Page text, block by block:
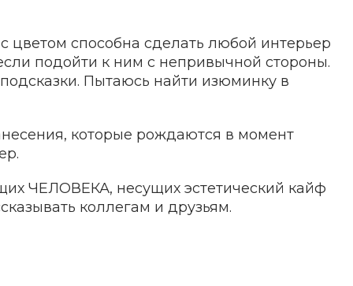
цветом способна сделать любой интерьер
подойти к ним с непривычной стороны.
Пытаюсь найти изюминку в
которые рождаются в момент
ЧЕЛОВЕКА, несущих эстетический кайф
коллегам и друзьям.